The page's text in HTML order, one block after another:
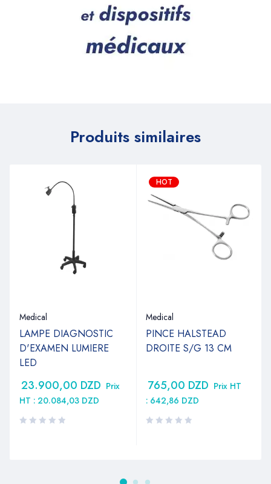
Produits similaires
Medical
LAMPE DIAGNOSTIC
D'EXAMEN LUMIERE
LED
23.900,00 DZD Prix
HT : 20.084,03 DZD
HOT
Medical
PINCE HALSTEAD
DROITE S/G 13 CM
765,00 DZD Prix HT
: 642,86 DZD